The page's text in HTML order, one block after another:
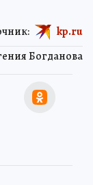
Богданова
kp.ru